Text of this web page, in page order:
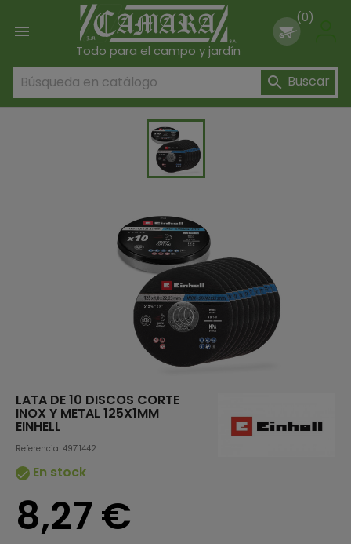

Todo para el campo y jardín
(0)
 Buscar
LATA DE 10 DISCOS CORTE
INOX Y METAL 125X1MM
EINHELL
Referencia: 49711442
 En stock
8,27 €